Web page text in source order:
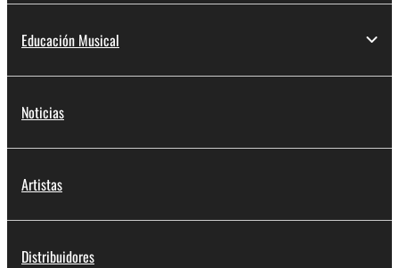
Educación Musical
Noticias
Artistas
Distribuidores